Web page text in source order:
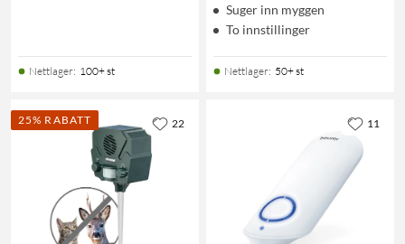
Nettlager: 100+ st
Suger inn myggen
To innstillinger
Nettlager: 50+ st
25% RABATT 22 11